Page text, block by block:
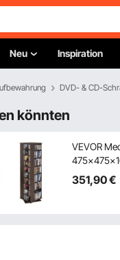
Neu Inspiration
DVD- & CD-
könnten
x 140 cm,
für
VEVOR
mm, CD-
Drehbares
351,90€